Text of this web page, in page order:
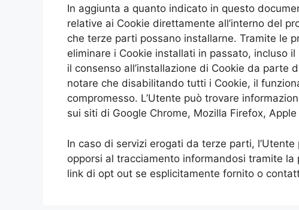
In aggiunta a quanto indicato in questo
relative ai Cookie direttamente all’interno del
che terze parti possano installarne. Tramite le
eliminare i Cookie installati in passato, incluso
il consenso all’installazione di Cookie da parte
notare che disabilitando tutti i Cookie, il
compromesso. L’Utente può trovare
sui siti di Google Chrome, Mozilla Firefox,
In caso di servizi erogati da terze parti,
opporsi al tracciamento informandosi tramite
link di opt out se esplicitamente fornito o